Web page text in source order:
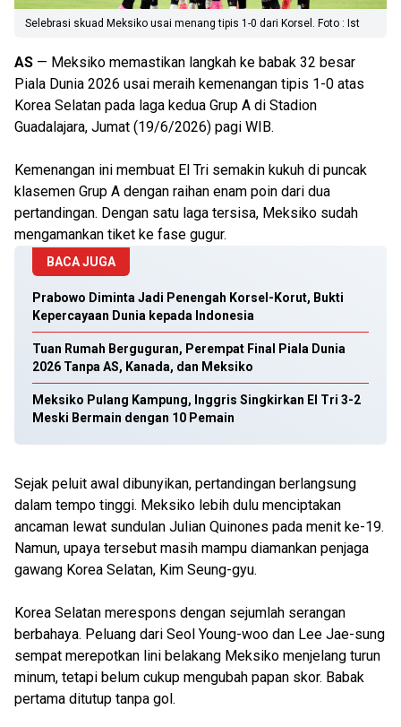
Selebrasi skuad Meksiko usai menang tipis 1-0 dari Korsel. Foto : Ist
AS — Meksiko memastikan langkah ke babak 32 besar
Piala Dunia 2026 usai meraih kemenangan tipis 1-0 atas
Korea Selatan pada laga kedua Grup A di Stadion
Guadalajara, Jumat (19/6/2026) pagi WIB.
Kemenangan ini membuat El Tri semakin kukuh di puncak
klasemen Grup A dengan raihan enam poin dari dua
pertandingan. Dengan satu laga tersisa, Meksiko sudah
mengamankan tiket ke fase gugur.
BACA JUGA
Prabowo Diminta Jadi Penengah Korsel-Korut, Bukti
Kepercayaan Dunia kepada Indonesia
Tuan Rumah Berguguran, Perempat Final Piala Dunia
2026 Tanpa AS, Kanada, dan Meksiko
Meksiko Pulang Kampung, Inggris Singkirkan El Tri 3-2
Meski Bermain dengan 10 Pemain
Sejak peluit awal dibunyikan, pertandingan berlangsung
dalam tempo tinggi. Meksiko lebih dulu menciptakan
ancaman lewat sundulan Julian Quinones pada menit ke-19.
Namun, upaya tersebut masih mampu diamankan penjaga
gawang Korea Selatan, Kim Seung-gyu.
Korea Selatan merespons dengan sejumlah serangan
berbahaya. Peluang dari Seol Young-woo dan Lee Jae-sung
sempat merepotkan lini belakang Meksiko menjelang turun
minum, tetapi belum cukup mengubah papan skor. Babak
pertama ditutup tanpa gol.